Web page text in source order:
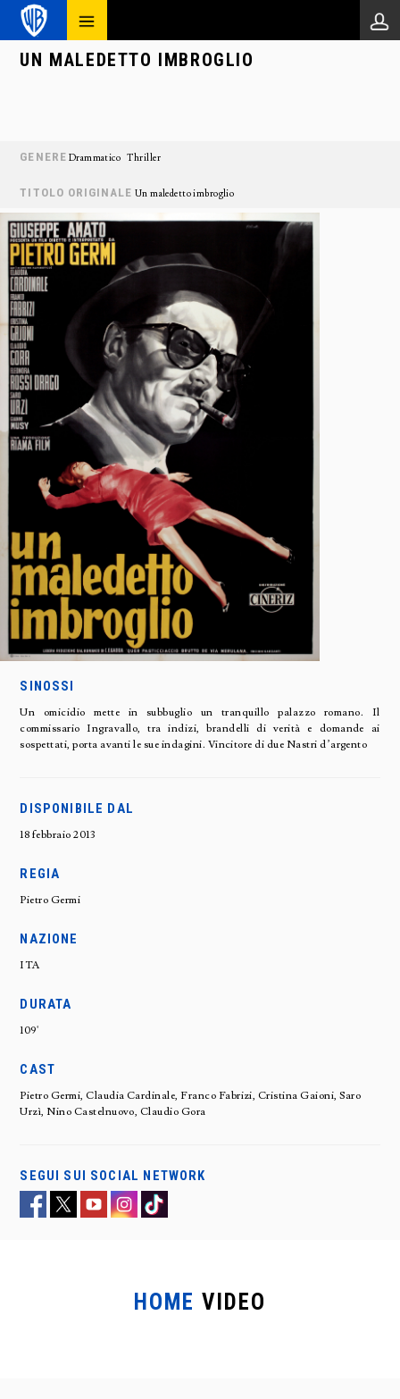
UN MALEDETTO IMBROGLIO
GENERE Drammatico Thriller
TITOLO ORIGINALE Un maledetto imbroglio
SINOSSI
Un omicidio mette in subbuglio un tranquillo palazzo romano. Il
commissario Ingravallo, tra indizi, brandelli di verità e domande ai
sospettati, porta avanti le sue indagini. Vincitore di due Nastri d’argento
DISPONIBILE DAL
18 febbraio 2013
REGIA
Pietro Germi
NAZIONE
ITA
DURATA
109'
CAST
Pietro Germi, Claudia Cardinale, Franco Fabrizi, Cristina Gaioni, Saro
Urzì, Nino Castelnuovo, Claudio Gora
SEGUI SUI SOCIAL NETWORK
HOME VIDEO